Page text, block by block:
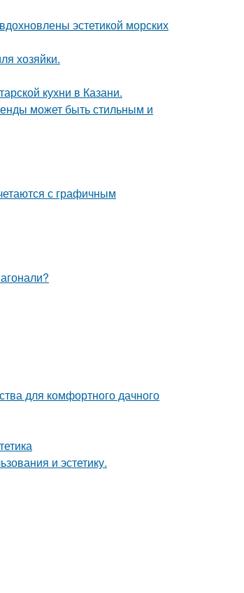
эстетикой морских
хозяйки.
кухни в Казани.
может быть стильным и
с графичным
для комфортного дачного
и эстетику.